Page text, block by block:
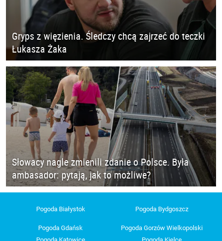
Gryps z więzienia. Śledczy chcą zajrzeć do teczki
Łukasza Żaka
Słowacy nagle zmienili zdanie o Polsce. Była
ambasador: pytają, jak to możliwe?
Pogoda Białystok Pogoda Bydgoszcz
Pogoda Gdańsk
Pogoda Gorzów Wielkopolski